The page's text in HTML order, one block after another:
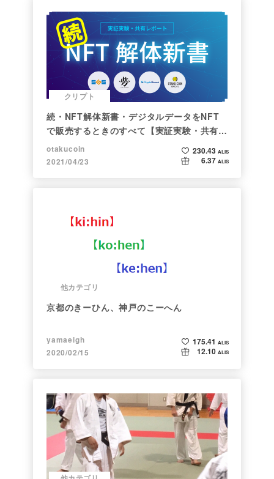
クリプト
続・NFT解体新書・デジタルデータをNFT
で販売するときのすべて【実証実験・共有レ
ポート】
otakucoin
2021/04/23
230.43 ALIS
6.37 ALIS
他カテゴリ
京都のきーひん、神戸のこーへん
yamaeigh
2020/02/15
175.41 ALIS
12.10 ALIS